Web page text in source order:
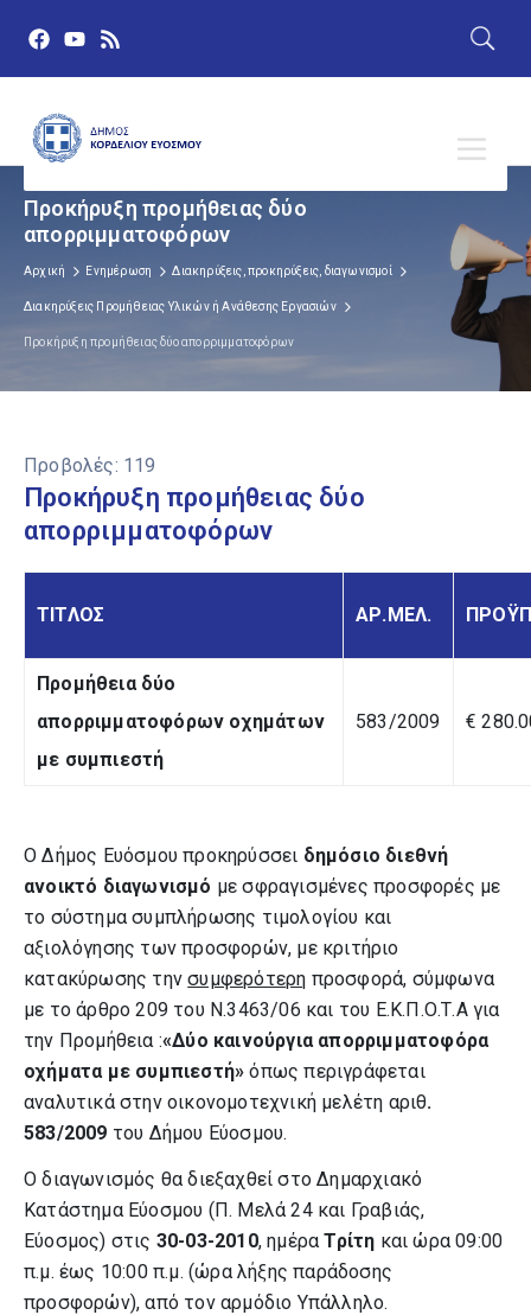
Προκήρυξη προμήθειας δύο
απορριμματοφόρων
Αρχική Ενημέρωση Διακηρύξεις, προκηρύξεις, διαγωνισμοί
Διακηρύξεις Προμήθειας Υλικών ή Ανάθεσης Εργασιών
Προκήρυξη προμήθειας δύο απορριμματοφόρων
Προβολές: 119
Προκήρυξη προμήθειας δύο
απορριμματοφόρων
ΤΙΤΛΟΣ ΑΡ.ΜΕΛ.
Προμήθεια δύο
απορριμματοφόρων οχημάτων
με συμπιεστή
583/2009 €
O Δήμος Ευόσμου προκηρύσσει δημόσιο διεθνή
ανοικτό διαγωνισμό με σφραγισμένες προσφορές με
το σύστημα συμπλήρωσης τιμολογίου και
αξιολόγησης των προσφορών, με κριτήριο
κατακύρωσης τηνσυμφερότερη προσφορά, σύμφωνα
με τo άρθρο 209 του Ν.3463/06 και του Ε.Κ.Π.Ο.Τ.Α για
την Προμήθεια :«Δύο καινούργια απορριμματοφόρα
οχήματα με συμπιεστή» όπως περιγράφεται
αναλυτικά στην οικονομοτεχνική μελέτη αριθ.
583/2009 του Δήμου Εύοσμου.
Ο διαγωνισμός θα διεξαχθεί στο Δημαρχιακό
Κατάστημα Εύοσμου (Π. Μελά 24 και Γραβιάς,
Εύοσμος) στις 30-03-2010, ημέραΤρίτη και ώρα 09:00
π.μ. έως 10:00 π.μ. (ώρα λήξης παράδοσης
προσφορών), από τον αρμόδιο Υπάλληλο.